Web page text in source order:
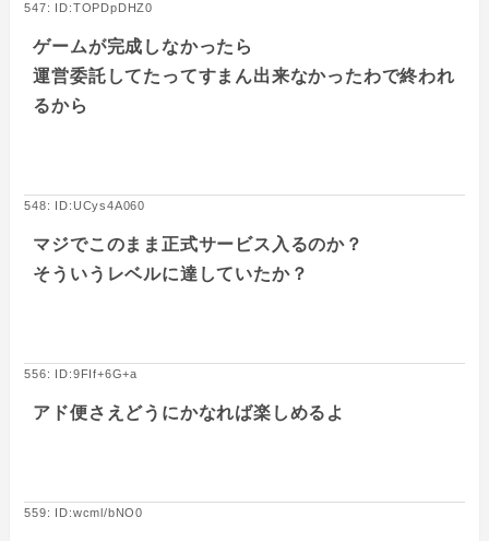
547: ID:TOPDpDHZ0
ゲームが完成しなかったら
運営委託してたってすまん出来なかったわで終われ
るから
548: ID:UCys4A060
マジでこのまま正式サービス入るのか？
そういうレベルに達していたか？
556: ID:9FIf+6G+a
アド便さえどうにかなれば楽しめるよ
559: ID:wcml/bNO0